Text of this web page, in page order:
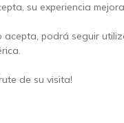
su experiencia
acepta, podrá seguir
de su visita!